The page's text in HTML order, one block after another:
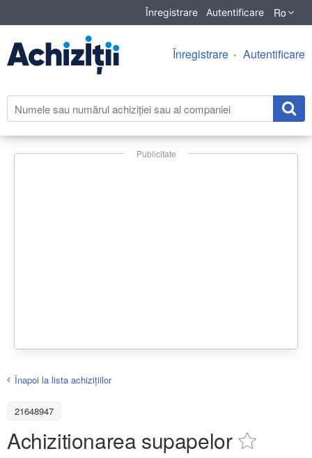
Înregistrare Autentificare Ro
Înregistrare Autentificare
Publicitate
Înapoi la lista achiziţiilor
21648947
Achizitionarea supapelor